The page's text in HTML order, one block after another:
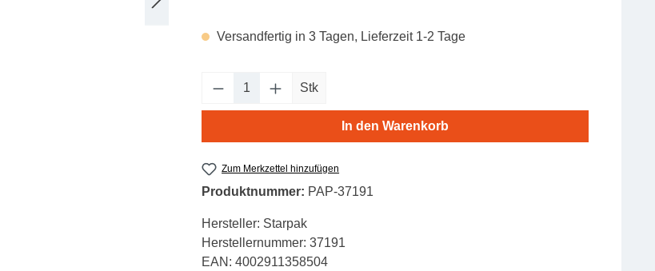
Versandfertig in 3 Tagen, Lieferzeit 1-2 Tage
Produkt Anzahl: Gib den gewünschten Wert ein
Stk
In den Warenkorb
Zum Merkzettel hinzufügen
Produktnummer: PAP-37191
Hersteller: Starpak
Herstellernummer: 37191
EAN: 4002911358504